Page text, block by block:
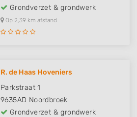
Grondverzet & grondwerk
Op 2,39 km afstand
R. de Haas Hoveniers
Parkstraat 1
9635AD Noordbroek
Grondverzet & grondwerk